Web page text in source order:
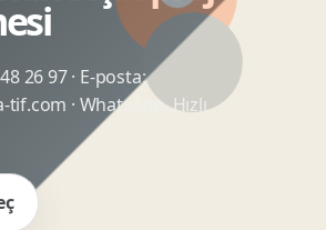
26 97· E-posta:
tif.com · WhatsApp:Hızlı